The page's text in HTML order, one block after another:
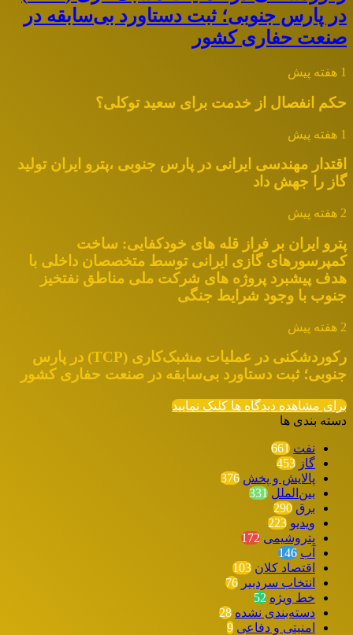
در پارس جنوبی؛ ثبت دستاورد بی‌سابقه در
صنعت حفاری کشور
1 هفته پیش
حکم انفصال از خدمت برای سعید توکلی؟
1 هفته پیش
اقتدار مهندسی ایرانی در پارس جنوبی ،پترو ایران تولید
گاز را جهش داد
2 هفته پیش
پترو ایران بر فراز قله های خودکفایی: ساخت
کمپرسورهای گازی ایرانی توسط متخصصان داخلی با
هدف پیشبرد پروژه های شرکت ملی مناطق نفتخیز
جنوب با وجود شرایط جنگی
2 هفته پیش
رکوردشکنی در عملیات مشبک‌کاری (TCP) در پارس
جنوبی؛ ثبت دستاورد بی‌سابقه در صنعت حفاری کشور
برای مشاهده دیدگاه ها کلیک نمایید
دسته بندی ها
نفت 661
گاز 453
پالایش و پخش 376
بین‌الملل 331
برق 290
ویدیو 223
پتروشیمی 172
آب 146
اقتصاد کلان 103
انتخاب سردبیر 76
خط ویژه 52
دسته‌بندی نشده 28
امنیتی و دفاعی 9